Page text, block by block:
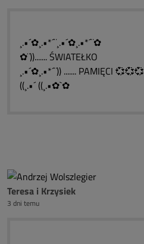
¸.•´✿¸.•*´¨¸.•´✿¸.•*´¨✿
✿¨))....... ŚWIATEŁKO
¸.•´✿¸.•*´¨)) ....... PAMIĘCI 💞💞💞
((¸.•´ ((¸.•✿`✿
Teresa i Krzysiek
3 dni temu